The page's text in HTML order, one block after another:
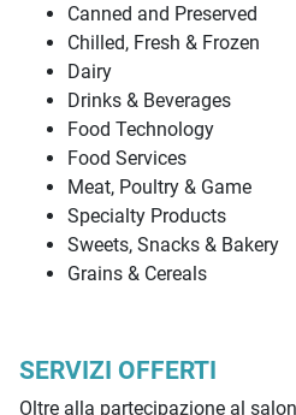
Canned and Preserved
Chilled, Fresh & Frozen
Dairy
Drinks & Beverages
Food Technology
Food Services
Meat, Poultry & Game
Specialty Products
Sweets, Snacks & Bakery
Grains & Cereals
SERVIZI OFFERTI
Oltre alla partecipazione al